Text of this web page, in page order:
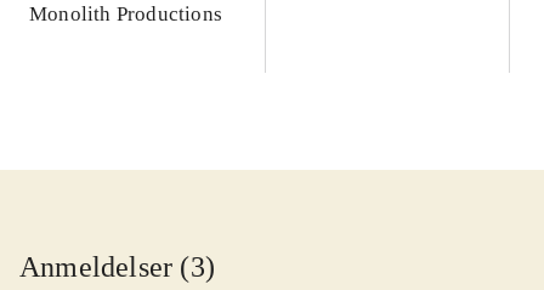
Monolith Productions
Anmeldelser (3)